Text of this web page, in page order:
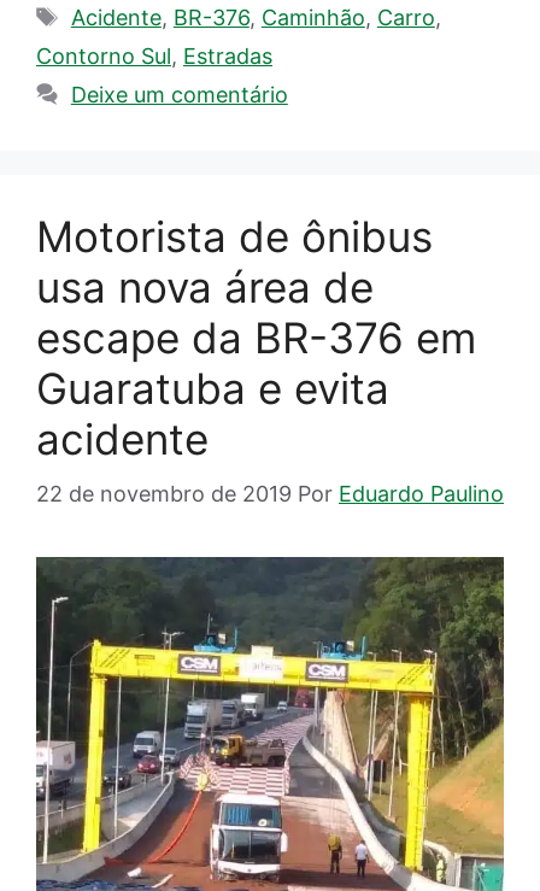
Tags
Acidente, BR-376, Caminhão, Carro,
Contorno Sul, Estradas
Deixe um comentário
Motorista de ônibus
usa nova área de
escape da BR-376 em
Guaratuba e evita
acidente
22 de novembro de 2019 Por Eduardo Paulino